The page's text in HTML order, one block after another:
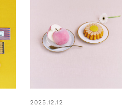
2025.12.12